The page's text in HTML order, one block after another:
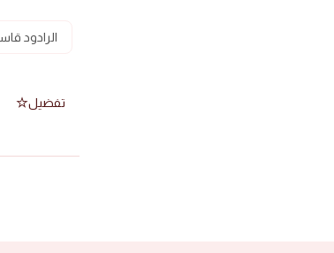
الرادود
تفضيل